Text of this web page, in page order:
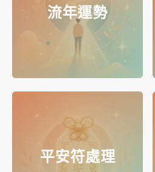
流年運勢
平安符處理